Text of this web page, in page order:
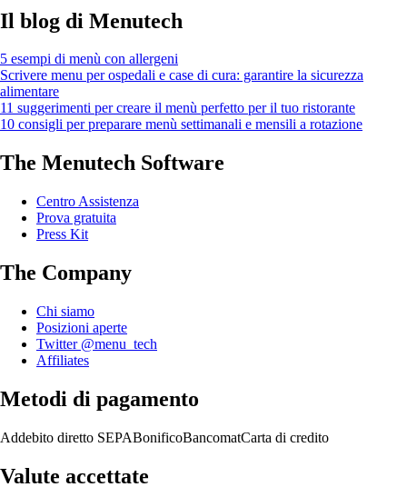
Il blog di Menutech
5 esempi di menù con allergeni
Scrivere menu per ospedali e case di cura: garantire la sicurezza
alimentare
11 suggerimenti per creare il menù perfetto per il tuo ristorante
10 consigli per preparare menù settimanali e mensili a rotazione
The Menutech Software
Centro Assistenza
Prova gratuita
Press Kit
The Company
Chi siamo
Posizioni aperte
Twitter @menu_tech
Affiliates
Metodi di pagamento
Addebito diretto SEPABonificoBancomatCarta di credito
Valute accettate